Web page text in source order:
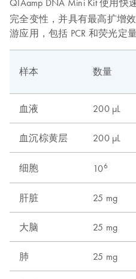
QIAamp DNA Mini Kit 使用
完全变性，并具有最高扩增
游应用，包括 PCR 和荧光定
样本 数量
血液 200 µL
血沉棕黄层 200 µL
细胞 106
肝脏 25 mg
大脑 25 mg
肺 25 mg